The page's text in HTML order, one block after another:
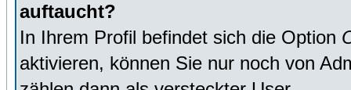
auftaucht?
In Ihrem Profil befindet sich die Option
aktivieren, können Sie nur noch von